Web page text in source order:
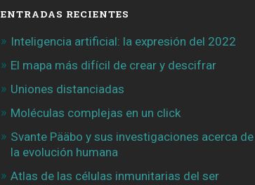
ENTRADAS RECIENTES
Inteligencia artificial: la expresión del 2022
El mapa más difícil de crear y descifrar
Uniones distanciadas
Moléculas complejas en un click
Svante Pääbo y sus investigaciones acerca de
la evolución humana
Atlas de las células inmunitarias del ser